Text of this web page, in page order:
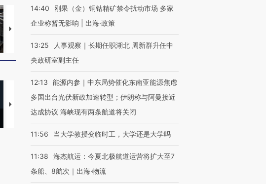
视线｜HYROX的吸金
心“花钱找虐”？
毒品
育部长拱下台
【推广】走进第四届链博
会，让数智科技“链”接产
【特别呈现】寻找100种
有意思的生活方式·第三对
住三大增长引擎是什么？
14:40
刚果（金）铜钴精矿禁令扰动市场 多家
企业称暂无影响 | 出海·政策
13:25
人事观察｜长期任职湖北 周新群升任中
央政研室副主任
12:13
能源内参｜中东局势催化东南亚能源焦虑
多国出台光伏新政加速转型；伊朗称与阿曼接近
达成协议 海峡现有两条航道将关闭
11:56 当大学教授变临时工，大学还是大学吗
11:38
海杰航运：今夏北极航道运营将扩大至7
条船、8航次｜出海·物流